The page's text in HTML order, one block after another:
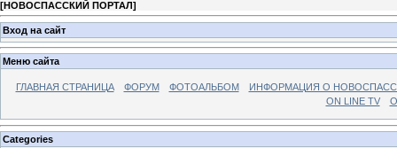
[НОВОСПАССКИЙ ПОРТАЛ]
Вход на сайт
Меню сайта
ГЛАВНАЯ СТРАНИЦА ФОРУМ ФОТОАЛЬБОМ
ИНФОРМАЦИЯ О
ON LINE TV
Categories